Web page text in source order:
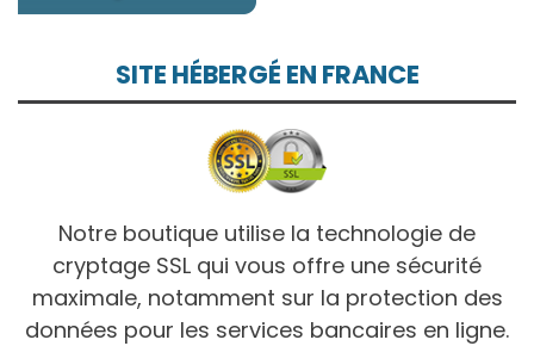
SITE HÉBERGÉ EN FRANCE
Notre boutique utilise la technologie de
cryptage SSL qui vous offre une sécurité
maximale, notamment sur la protection des
données pour les services bancaires en ligne.